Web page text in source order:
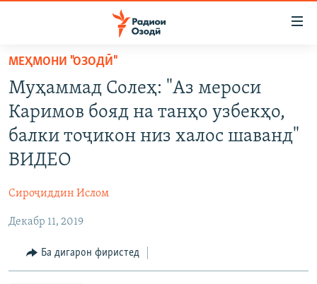
Ҷаҳиш
мояи
аслӣ
Ҷаҳиш
ба
феҳристи
Ҷаҳиш
ба
СИЁСАТ
ҶОМЕА
ОСИЁИ МАРКАЗӢ
ФАРҲАНГ
МЕҲМОНИ ОЗОДӢ
ГАПИ ОЗОД
РӮЗГОРИ МУҲОҶИР
САЛОМ, ХОҲАР
ҶАНГ ДАР УКРАИНА
НАЗАРИ МАРДУМ
БЛОГИСТОН
ЧАНДРАСОНАӢ
МЕҲМОНИ "ОЗОДӢ"
Муҳаммад Солеҳ: "Аз мероси
Каримов бояд на танҳо узбекҳо,
балки тоҷикон низ халос шаванд"
ВИДЕО
Сироҷиддин Ислом
Декабр 11, 2019
Ба дигарон фиристед